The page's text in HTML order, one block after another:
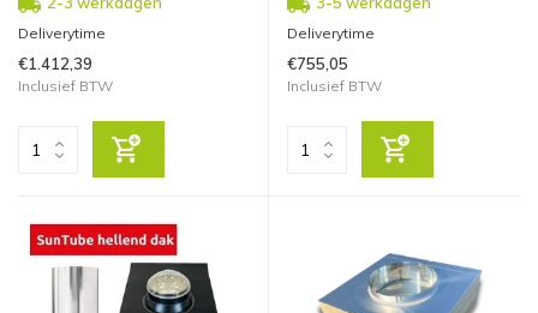
Deliverytime
€1.412,39
Inclusief BTW
Deliverytime
€755,05
Inclusief BTW